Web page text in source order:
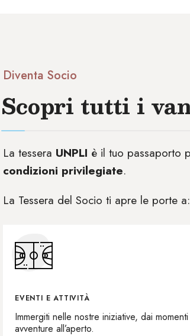
Diventa Socio
Scopri tutti i
La tessera UNPLI è il tuo passaporto
condizioni privilegiate.
La Tessera del Socio ti apre le porte a:
EVENTI E ATTIVITÀ
Immergiti nelle nostre iniziative, dai
avventure all’aperto.